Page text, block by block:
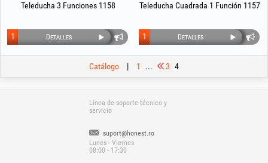
Teleducha 3 Funciones 1158
Detalles
1
Teleducha Cuadrada 1 Función 1157
Detalles
1
Catálogo | 1 ... 3 4
Línea de soporte técnico y
servicio
suport@honest.ro
Lunes - Viernes
08:00 - 17:30